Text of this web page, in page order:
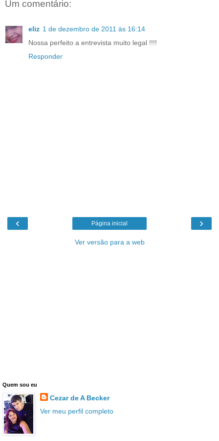
Um comentário:
eliz 1 de dezembro de 2011 às 16:14
Nossa perfeito a entrevista muito legal !!!!
Responder
‹ ›
Página inicial
Ver versão para a web
Quem sou eu
Cezar de A Becker
Ver meu perfil completo